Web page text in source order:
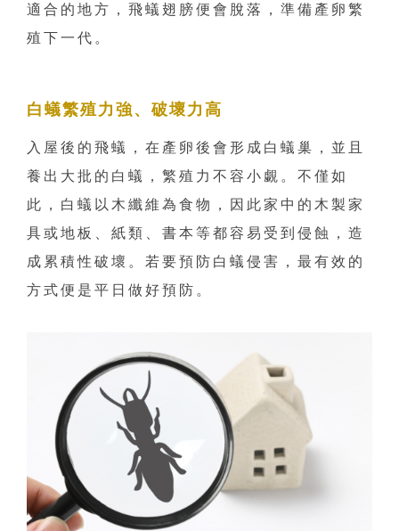
適合的地方，飛蟻翅膀便會脫落，準備產卵繁
殖下一代。
白蟻繁殖力強、破壞力高
入屋後的飛蟻，在產卵後會形成白蟻巢，並且
養出大批的白蟻，繁殖力不容小覷。不僅如
此，白蟻以木纖維為食物，因此家中的木製家
具或地板、紙類、書本等都容易受到侵蝕，造
成累積性破壞。若要預防白蟻侵害，最有效的
方式便是平日做好預防。